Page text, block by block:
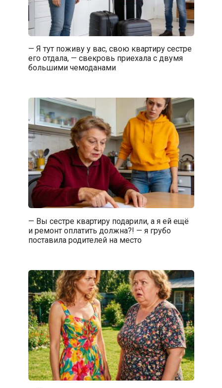
— Я тут поживу у вас, свою квартиру сестре
его отдала, — свекровь приехала с двумя
большими чемоданами
— Вы сестре квартиру подарили, а я ей ещё
и ремонт оплатить должна?! — я грубо
поставила родителей на место